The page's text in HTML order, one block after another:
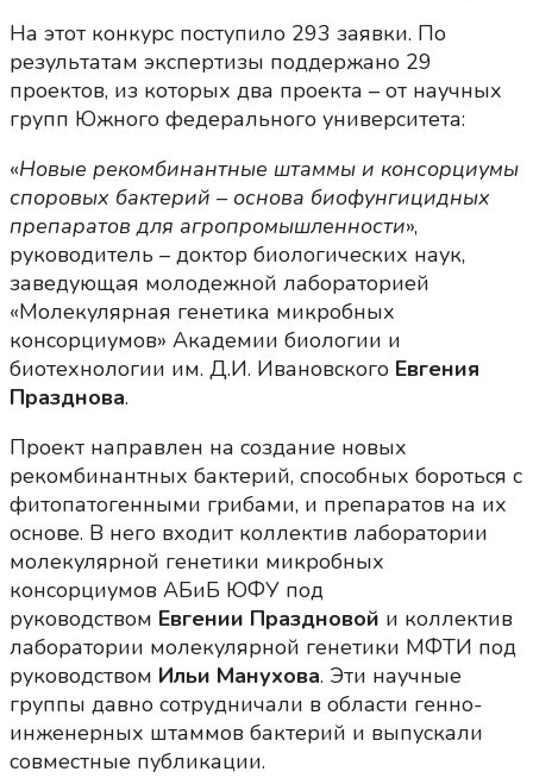
На этот конкурс поступило 293 заявки. По
результатам экспертизы поддержано 29
проектов, из которых два проекта – от научных
групп Южного федерального университета:
«Новые рекомбинантные штаммы и консорциумы
споровых бактерий – основа биофунгицидных
препаратов для агропромышленности»,
руководитель – доктор биологических наук,
заведующая молодежной лабораторией
«Молекулярная генетика микробных
консорциумов» Академии биологии и
биотехнологии им. Д.И. Ивановского Евгения
Празднова.
Проект направлен на создание новых
рекомбинантных бактерий, способных бороться с
фитопатогенными грибами, и препаратов на их
основе. В него входит коллектив лаборатории
молекулярной генетики микробных
консорциумов АБиБ ЮФУ под
руководством Евгении Праздновой и коллектив
лаборатории молекулярной генетики МФТИ под
руководством Ильи Манухова. Эти научные
группы давно сотрудничали в области генно-
инженерных штаммов бактерий и выпускали
совместные публикации.